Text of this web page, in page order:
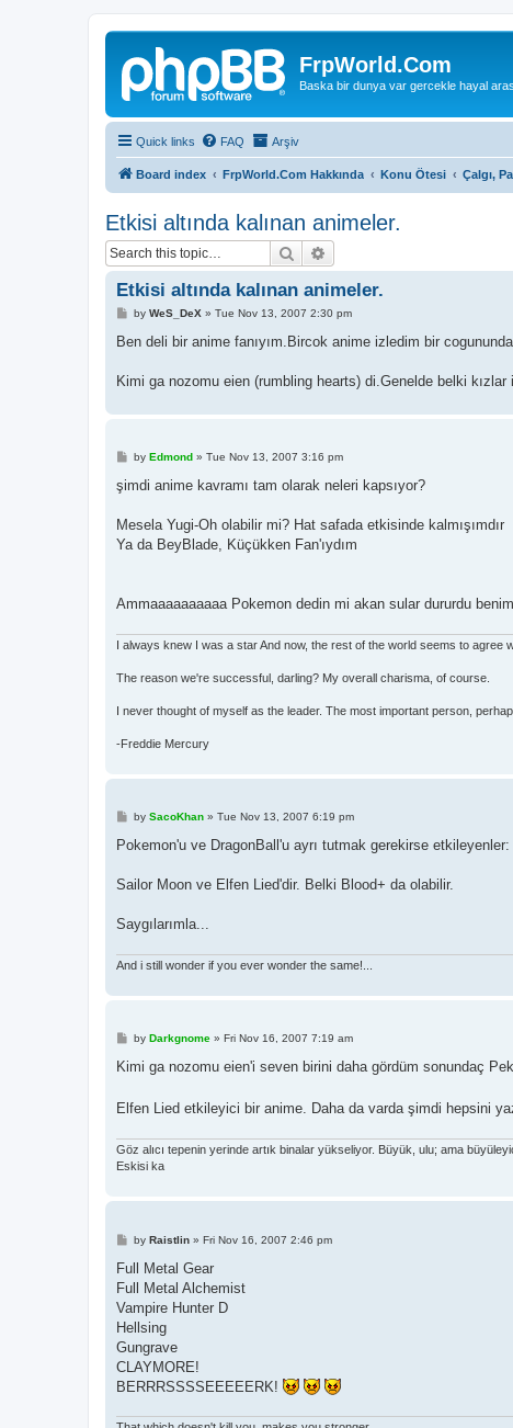
FrpWorld.Com
Baska bir dunya var gercekle hayal
Quick links FAQ Arşiv
Board index FrpWorld.Com Hakkında Konu Ötesi Çalgı,
Etkisi altında kalınan animeler.
Search
Etkisi altında kalınan animeler.
P
s
by WeS_DeX » Tue Nov 13, 2007 2:30 pm
Ben deli bir anime fanıyım.Bircok anime izledim bir
Kimi ga nozomu eien (rumbling hearts) di.Genelde belki
P
s
by Edmond» Tue Nov 13, 2007 3:16 pm
şimdi anime kavramı tam olarak neleri kapsıyor?
Mesela Yugi-Oh olabilir mi? Hat safada etkisinde kalmışımdır
Ya da BeyBlade, Küçükken Fan'ıydım
Ammaaaaaaaaaa Pokemon dedin mi akan sular dururdu
I always knew I was a star And now, the rest of the world seems to agree
The reason we're successful, darling? My overall charisma, of course.
I never thought of myself as the leader. The most important person,
-Freddie Mercury
P
s
by SacoKhan» Tue Nov 13, 2007 6:19 pm
Pokemon'u ve DragonBall'u ayrı tutmak gerekirse etkileyenler:
Sailor Moon ve Elfen Lied'dir. Belki Blood+ da olabilir.
Saygılarımla...
And i still wonder if you ever wonder the same!...
P
s
by Darkgnome» Fri Nov 16, 2007 7:19 am
Kimi ga nozomu eien'i seven birini daha gördüm sonundaç
Elfen Lied etkileyici bir anime. Daha da varda şimdi hepsini
Göz alıcı tepenin yerinde artık binalar yükseliyor. Büyük, ulu; ama
Eskisi ka
P
s
by Raistlin» Fri Nov 16, 2007 2:46 pm
Full Metal Gear
Full Metal Alchemist
Vampire Hunter D
Hellsing
Gungrave
CLAYMORE!
BERRRSSSSEEEEERK!